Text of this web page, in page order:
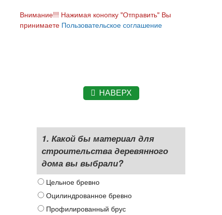
Внимание!!! Нажимая конопку "Отправить" Вы
принимаете Пользовательское соглашение
НАВЕРХ
1. Какой бы материал для
строительства деревянного
дома вы выбрали?
Цельное бревно
Оцилиндрованное бревно
Профилированный брус